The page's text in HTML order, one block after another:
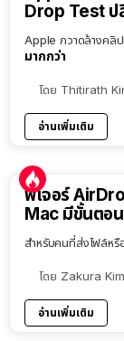
Drop Test ป
Apple กวาดล้างคลิ
มากกว่า
โดย Thitirath
อ่านเพิ่มเติม
ฟีเจอร์
Mac มีขั้นตอน
สำหรับคนที่ส่งไฟล์ห
โดย Zakura Kim
อ่านเพิ่มเติม